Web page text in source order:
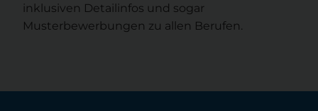
inklusiven Detailinfos und sogar
Musterbewerbungen zu allen Berufen.